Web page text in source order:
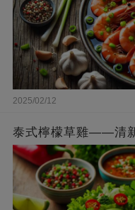
2025/02/12
泰式檸檬草雞——清